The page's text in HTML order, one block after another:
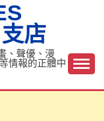
店
、聲優、漫
情報的正體中